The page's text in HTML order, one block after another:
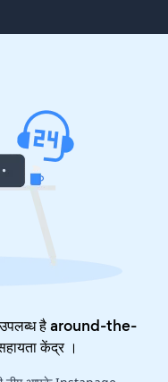
है around-the-
केंद्र।